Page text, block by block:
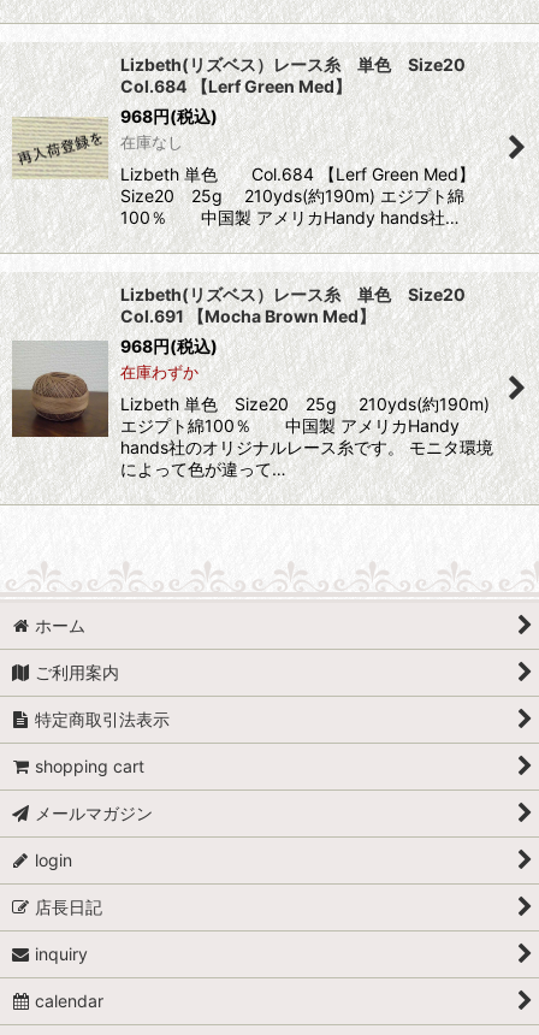
Lizbeth(リズベス）レース糸 単色 Size20
Col.684 【Lerf Green Med】
968円(税込)
在庫なし
Lizbeth 単色 Col.684 【Lerf Green Med】
Size20 25g 210yds(約190m) エジプト綿
100％ 中国製 アメリカHandy hands社…
Lizbeth(リズベス）レース糸 単色 Size20
Col.691 【Mocha Brown Med】
968円(税込)
在庫わずか
Lizbeth 単色 Size20 25g 210yds(約190m)
エジプト綿100％ 中国製 アメリカHandy
hands社のオリジナルレース糸です。 モニタ環境
によって色が違って…
ホーム
ご利用案内
特定商取引法表示
shopping cart
メールマガジン
login
店長日記
inquiry
calendar